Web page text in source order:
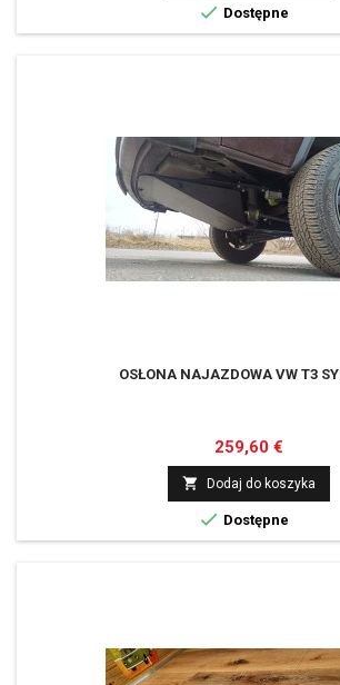
 Dostępne
OSŁONA NAJAZDOWA VW T3
Cena
259,60 €
 Dodaj do koszyka
 Dostępne